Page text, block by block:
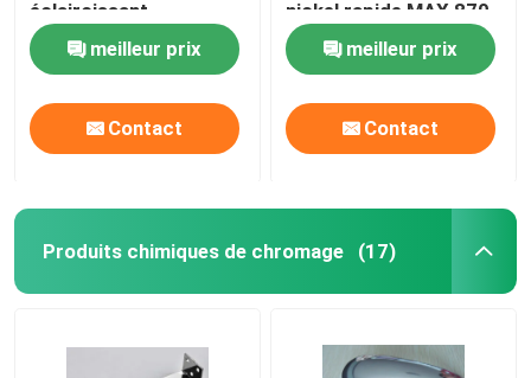
éclaircissant
rapidement
meilleur prix
Contact
nickel rapide MAX 870
de bon éclat
meilleur prix
Contact
Produits chimiques de chromage (17)